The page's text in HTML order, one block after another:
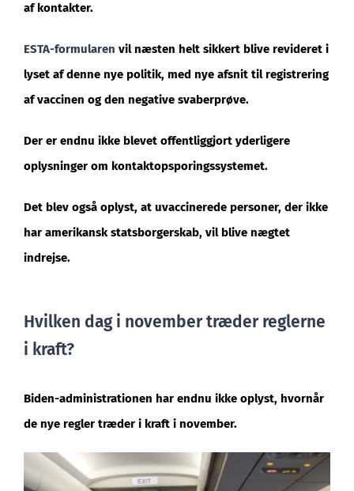
af kontakter.
ESTA-formularen vil næsten helt sikkert blive revideret i
lyset af denne nye politik, med nye afsnit til registrering
af vaccinen og den negative svaberprøve.
Der er endnu ikke blevet offentliggjort yderligere
oplysninger om kontaktopsporingssystemet.
Det blev også oplyst, at uvaccinerede personer, der ikke
har amerikansk statsborgerskab, vil blive nægtet
indrejse.
Hvilken dag i november træder reglerne
i kraft?
Biden-administrationen har endnu ikke oplyst, hvornår
de nye regler træder i kraft i november.